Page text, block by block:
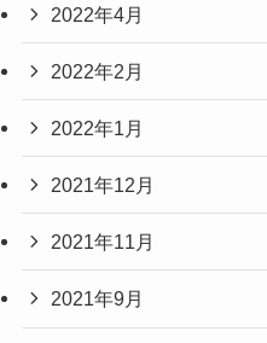
2022年4月
2022年2月
2022年1月
2021年12月
2021年11月
2021年9月